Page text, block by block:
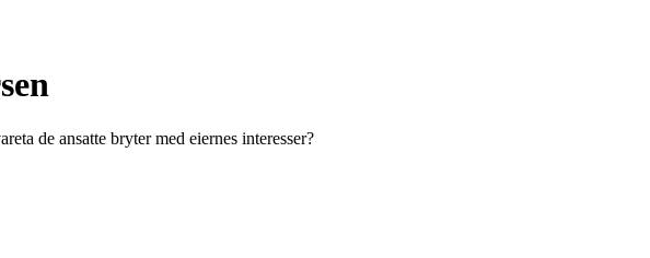
de ansatte bryter med eiernes interesser?